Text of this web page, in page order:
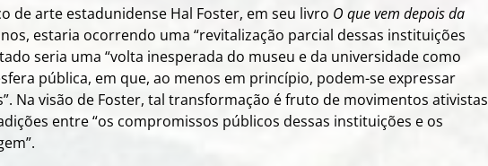
de arte estadunidense Hal Foster, em seu livro O que vem depois da
estaria ocorrendo uma “revitalização parcial dessas instituições
seria uma “volta inesperada do museu e da universidade como
pública, em que, ao menos em princípio, podem-se expressar
Na visão de Foster, tal transformação é fruto de movimentos ativistas
entre “os compromissos públicos dessas instituições e os